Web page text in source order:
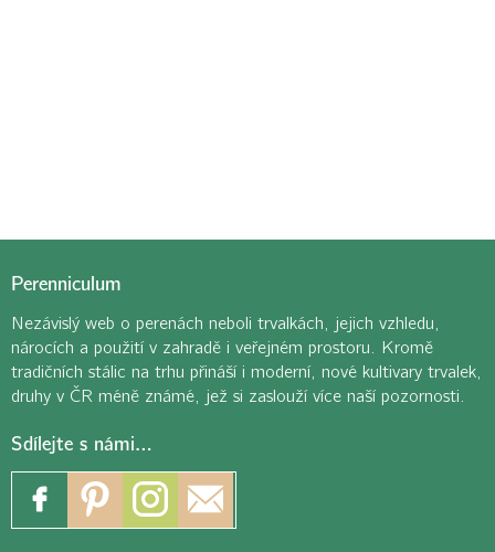
Perenniculum
Nezávislý web o perenách neboli trvalkách, jejich vzhledu,
nárocích a použití v zahradě i veřejném prostoru. Kromě
tradičních stálic na trhu přináší i moderní, nové kultivary trvalek,
druhy v ČR méně známé, jež si zaslouží více naší pozornosti.
Sdílejte s námi…